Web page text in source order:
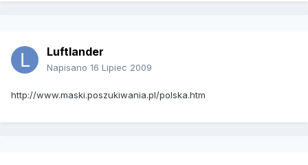
Luftlander
Napisano 16 Lipiec 2009
http://www.maski.poszukiwania.pl/polska.htm